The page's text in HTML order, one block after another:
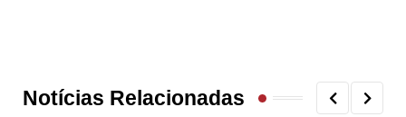
Notícias Relacionadas